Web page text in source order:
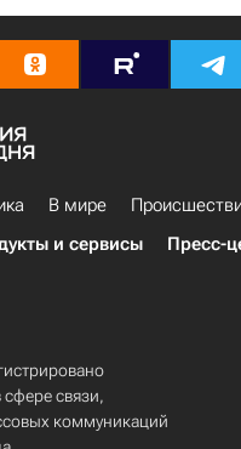
В мире
и сервисы Пресс-
связи,
коммуникаций